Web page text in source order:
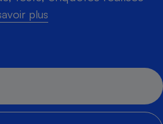
plus